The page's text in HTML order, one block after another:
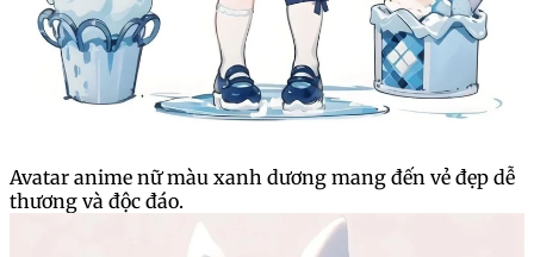
Avatar anime nữ màu xanh dương mang đến vẻ đẹp dễ
thương và độc đáo.